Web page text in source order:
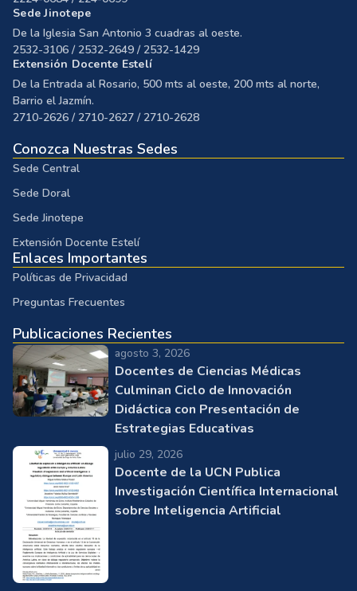
Sede Jinotepe
De la Iglesia San Antonio 3 cuadras al oeste.
2532-3106 / 2532-2649 / 2532-1429
Extensión Docente Estelí
De la Entrada al Rosario, 500 mts al oeste, 200 mts al norte,
Barrio el Jazmín.
2710-2626 / 2710-2627 / 2710-2628
Conozca Nuestras Sedes
Sede Central
Sede Doral
Sede Jinotepe
Extensión Docente Estelí
Enlaces Importantes
Políticas de Privacidad
Preguntas Frecuentes
Publicaciones Recientes
agosto 3, 2026
Docentes de Ciencias Médicas
Culminan Ciclo de Innovación
Didáctica con Presentación de
Estrategias Educativas
julio 29, 2026
Docente de la UCN Publica
Investigación Científica Internacional
sobre Inteligencia Artificial